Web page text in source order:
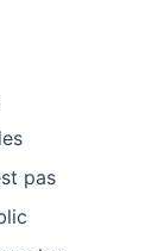
pas